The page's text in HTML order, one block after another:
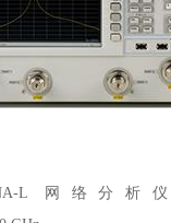
PNA-L 网络分